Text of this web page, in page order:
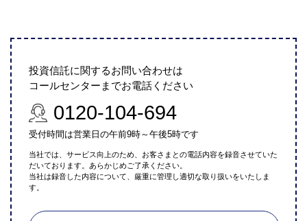
投資信託に関するお問い合わせは
コールセンターまでお電話ください
0120-104-694
受付時間は営業日の午前9時～午後5時です
当社では、サービス向上のため、お客さまとの電話内容を録音させていた
だいております。あらかじめご了承ください。
当社は録音した内容について、厳重に管理し適切な取り扱いをいたしま
す。